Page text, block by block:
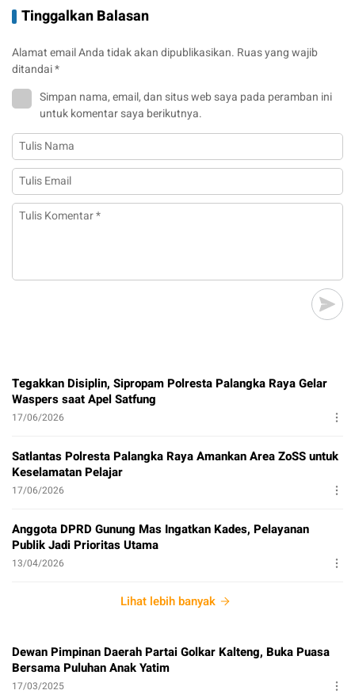
Tinggalkan Balasan
Alamat email Anda tidak akan dipublikasikan. Ruas yang wajib
ditandai*
Simpan nama, email, dan situs web saya pada peramban ini
untuk komentar saya berikutnya.
Tegakkan Disiplin, Sipropam Polresta Palangka Raya Gelar
Waspers saat Apel Satfung
17/06/2026
Satlantas Polresta Palangka Raya Amankan Area ZoSS untuk
Keselamatan Pelajar
17/06/2026
Anggota DPRD Gunung Mas Ingatkan Kades, Pelayanan
Publik Jadi Prioritas Utama
13/04/2026
Lihat lebih banyak
Dewan Pimpinan Daerah Partai Golkar Kalteng, Buka Puasa
Bersama Puluhan Anak Yatim
17/03/2025